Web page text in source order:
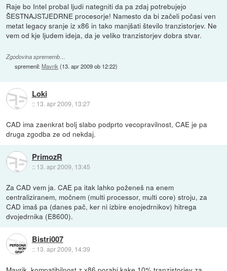
Raje bo Intel probal ljudi nategniti da pa zdaj potrebujejo
ŠESTNAJSTJEDRNE procesorje! Namesto da bi začeli počasi ven
metat legacy sranje iz x86 in tako manjšati število tranzistorjev. Ne
vem od kje ljudem ideja, da je veliko tranzistorjev dobra stvar.
Zgodovina sprememb…
spremenil:Mavrik (13. apr 2009 ob 12:22)
Loki
:: 13. apr 2009, 13:27
CAD ima zaenkrat bolj slabo podprto vecopravilnost, CAE je pa
druga zgodba ze od nekdaj.
PrimozR
:: 13. apr 2009, 13:45
Za CAD vem ja. CAE pa itak lahko poženeš na enem
centraliziranem, močnem (multi processor, multi core) stroju, za
CAD imaš pa (danes pač, ker ni izbire enojedrnikov) hitrega
dvojedrnika (E8600).
Bistri007
:: 13. apr 2009, 14:39